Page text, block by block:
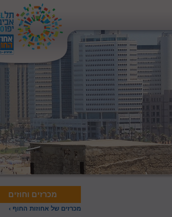
מכרזים וחוזים
מכרזים של אחוזות החוף ›